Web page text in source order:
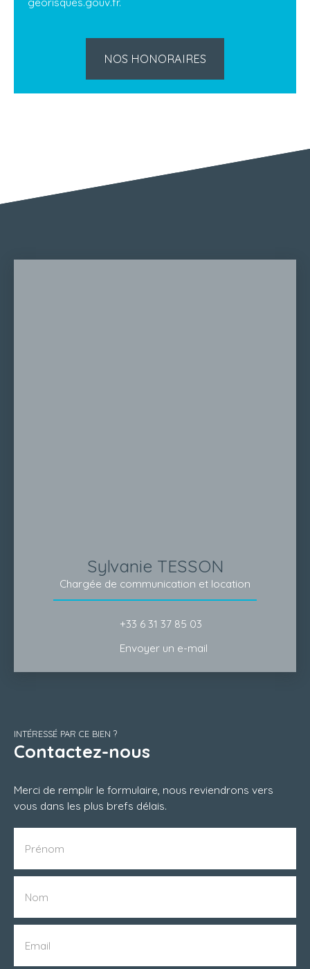
NOS HONORAIRES
Sylvanie TESSON
Chargée de communication et location
+33 6 31 37 85 03
Envoyer un e-mail
INTÉRESSÉ PAR CE BIEN ?
Contactez-nous
Merci de remplir le formulaire, nous reviendrons vers
vous dans les plus brefs délais.
Prénom
Nom
Email